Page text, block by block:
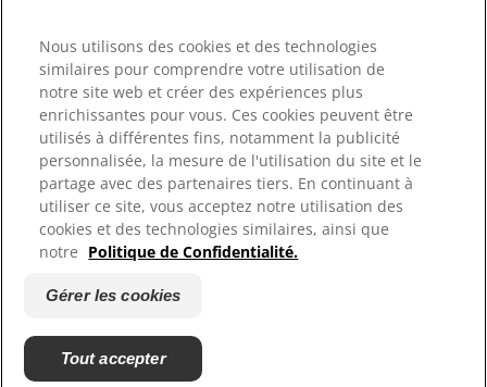
© 2026 Colgate-Palmolive Company. Tous droits réservés.
Conditions d'utilisation
Politique de confidentialité
Déclaration d'accessibilité
Fiche Produit relative aux qualité ou caractéristiques
Nous utilisons des cookies et des technologies
similaires pour comprendre votre utilisation de
notre site web et créer des expériences plus
enrichissantes pour vous. Ces cookies peuvent être
utilisés à différentes fins, notamment la publicité
personnalisée, la mesure de l'utilisation du site et le
partage avec des partenaires tiers. En continuant à
utiliser ce site, vous acceptez notre utilisation des
cookies et des technologies similaires, ainsi que
notre Politique de Confidentialité.
Gérer les cookies
Tout accepter